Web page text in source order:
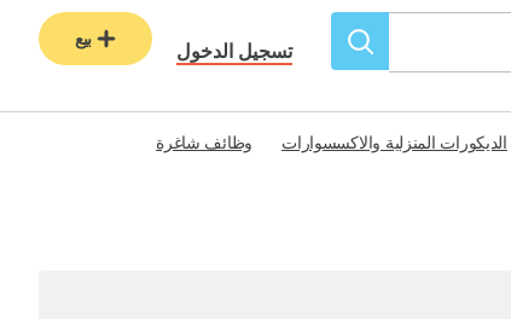
تسجيل الدخول
بيع
الديكورات المنزلية والاكسسوارات
وظائف شاغرة